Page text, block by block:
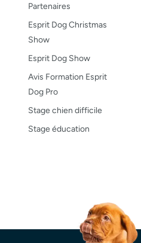
Partenaires
Esprit Dog Christmas
Show
Esprit Dog Show
Avis Formation Esprit
Dog Pro
Stage chien difficile
Stage éducation